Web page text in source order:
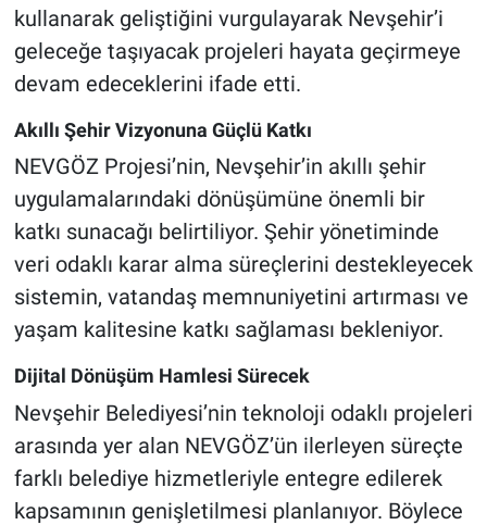
kullanarak geliştiğini vurgulayarak Nevşehir’i
geleceğe taşıyacak projeleri hayata geçirmeye
devam edeceklerini ifade etti.
Akıllı Şehir Vizyonuna Güçlü Katkı
NEVGÖZ Projesi’nin, Nevşehir’in akıllı şehir
uygulamalarındaki dönüşümüne önemli bir
katkı sunacağı belirtiliyor. Şehir yönetiminde
veri odaklı karar alma süreçlerini destekleyecek
sistemin, vatandaş memnuniyetini artırması ve
yaşam kalitesine katkı sağlaması bekleniyor.
Dijital Dönüşüm Hamlesi Sürecek
Nevşehir Belediyesi’nin teknoloji odaklı projeleri
arasında yer alan NEVGÖZ’ün ilerleyen süreçte
farklı belediye hizmetleriyle entegre edilerek
kapsamının genişletilmesi planlanıyor. Böylece